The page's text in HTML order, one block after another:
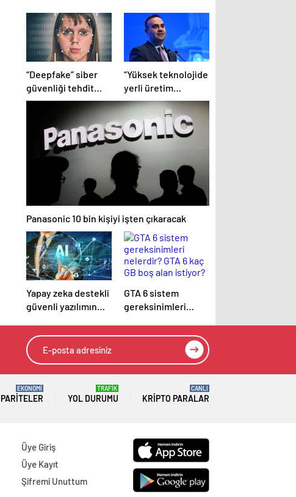
“Deepfake” siber
güvenliği tehdit
ediyor
“Yüksek teknolojide
yerli üretim
kapasitesi artacak”
Panasonic 10 bin kişiyi işten çıkaracak
Yapay zeka destekli
güvenli yazılımın
İstanbul’da
tartışılacak
GTA 6 sistem
gereksinimleri
GB boş alan istiyor?
PARITELER
EKONOMİ
YOL DURUMU
TRAFİK
KRIPTO PARALAR
CANLI
Üye Giriş
Üye Kayıt
Şifremi Unuttum